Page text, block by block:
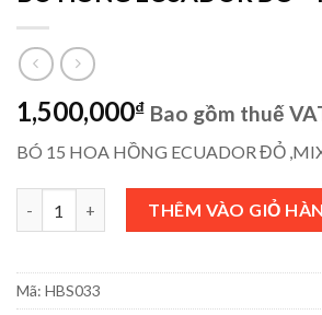
1,500,000₫ Bao gồm thuế
BÓ 15 HOA HỒNG ECUADOR ĐỎ
BÓ HỒNG ECUADOR ĐỎ - HBS033 số
THÊM VÀO GIỎ
Mã: HBS033